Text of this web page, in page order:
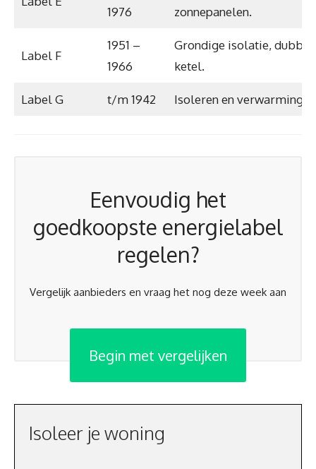
1976
zonnepanelen.
Label F
1951 –
1966
Grondige isolatie, dubbel
ketel.
Label G t/m 1942 Isoleren en
Eenvoudig het
goedkoopste energielabel
regelen?
Vergelijk aanbieders en vraag het nog deze week aan
Begin met vergelijken
Isoleer je woning